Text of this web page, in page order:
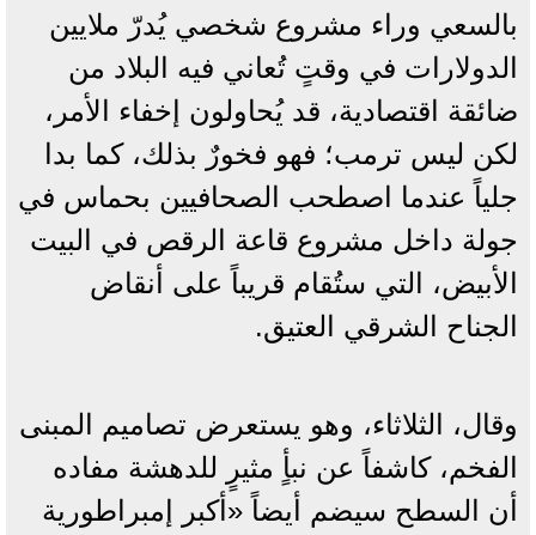
بالسعي وراء مشروع شخصي يُدرّ ملايين
الدولارات في وقتٍ تُعاني فيه البلاد من
ضائقة اقتصادية، قد يُحاولون إخفاء الأمر،
لكن ليس ترمب؛ فهو فخورٌ بذلك، كما بدا
جلياً عندما اصطحب الصحافيين بحماس في
جولة داخل مشروع قاعة الرقص في البيت
الأبيض، التي ستُقام قريباً على أنقاض
الجناح الشرقي العتيق.
وقال، الثلاثاء، وهو يستعرض تصاميم المبنى
الفخم، كاشفاً عن نبأٍ مثيرٍ للدهشة مفاده
أن السطح سيضم أيضاً «أكبر إمبراطورية